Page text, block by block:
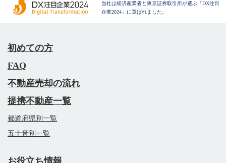
当社は経済産業省と東京証券取引所が選ぶ「DX注目
企業2024」に選ばれました。
初めての方
FAQ
不動産売却の流れ
提携不動産一覧
都道府県別一覧
五十音別一覧
お役立ち情報